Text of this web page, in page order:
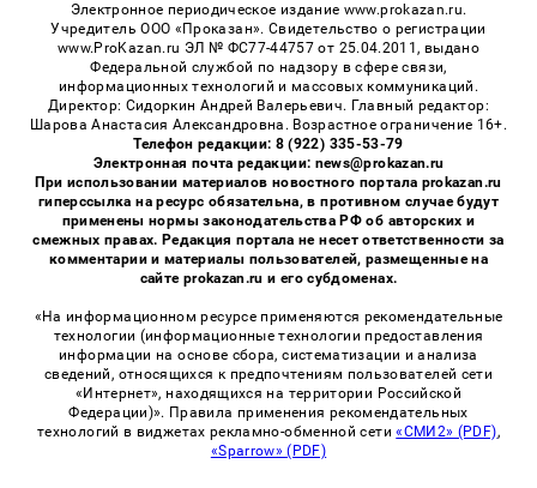
Электронное периодическое издание www.prokazan.ru.
Учредитель ООО «Проказан». Cвидетельство о регистрации
www.ProKazan.ru ЭЛ № ФС77-44757 от 25.04.2011, выдано
Федеральной службой по надзору в сфере связи,
информационных технологий и массовых коммуникаций.
Директор: Сидоркин Андрей Валерьевич. Главный редактор:
Шарова Анастасия Александровна. Возрастное ограничение 16+.
Телефон редакции: 8 (922) 335-53-79
Электронная почта редакции: news@prokazan.ru
При использовании материалов новостного портала prokazan.ru
гиперссылка на ресурс обязательна, в противном случае будут
применены нормы законодательства РФ об авторских и
смежных правах. Редакция портала не несет ответственности за
комментарии и материалы пользователей, размещенные на
сайте prokazan.ru и его субдоменах.
«На информационном ресурсе применяются рекомендательные
технологии (информационные технологии предоставления
информации на основе сбора, систематизации и анализа
сведений, относящихся к предпочтениям пользователей сети
«Интернет», находящихся на территории Российской
Федерации)». Правила применения рекомендательных
технологий в виджетах рекламно-обменной сети«СМИ2» (PDF),
«Sparrow» (PDF)